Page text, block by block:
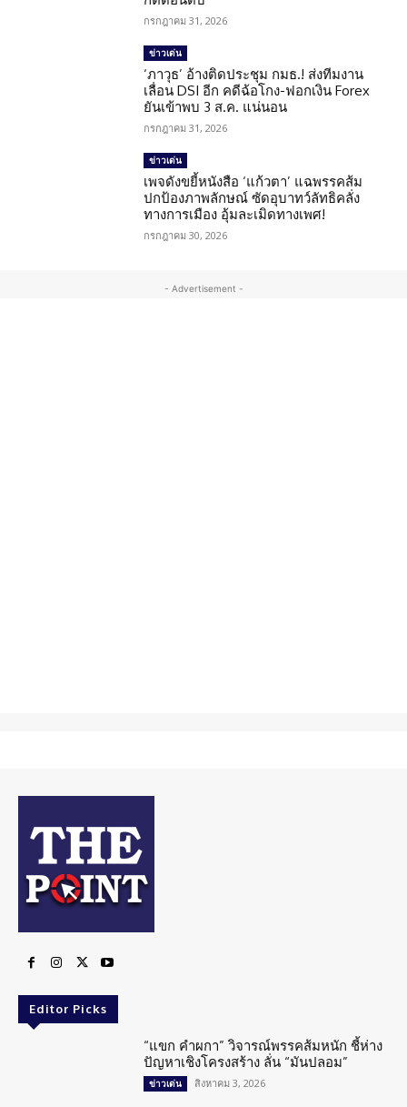
กรกฎาคม 31, 2026
ข่าวเด่น
‘ภาวุธ’ อ้างติดประชุม กมธ.! ส่งทีมงาน
เลื่อน DSI อีก คดีฉ้อโกง-ฟอกเงิน Forex
ยันเข้าพบ 3 ส.ค. แน่นอน
กรกฎาคม 31, 2026
ข่าวเด่น
เพจดังขยี้หนังสือ ‘แก้วตา’ แฉพรรคส้ม
ปกป้องภาพลักษณ์ ซัดอุบาทว์ลัทธิคลั่ง
ทางการเมือง อุ้มละเมิดทางเพศ!
กรกฎาคม 30, 2026
- Advertisement -
Editor Picks
“แขก คำผกา” วิจารณ์พรรคส้มหนัก ชี้ห่าง
ปัญหาเชิงโครงสร้าง ลั่น “มันปลอม”
ข่าวเด่น สิงหาคม 3, 2026